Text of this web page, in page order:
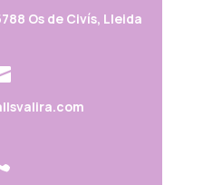
Os de Civís, Lleida